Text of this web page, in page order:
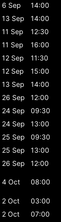
6 Sep
14:00
13 Sep
14:00
11 Sep
12:30
11 Sep
16:00
12 Sep
11:30
12 Sep
15:00
13 Sep
14:00
26 Sep
12:00
24 Sep
09:30
24 Sep
13:00
25 Sep
09:30
25 Sep
13:00
26 Sep
12:00
4 Oct 08:00
2 Oct
03:00
2 Oct
07:00